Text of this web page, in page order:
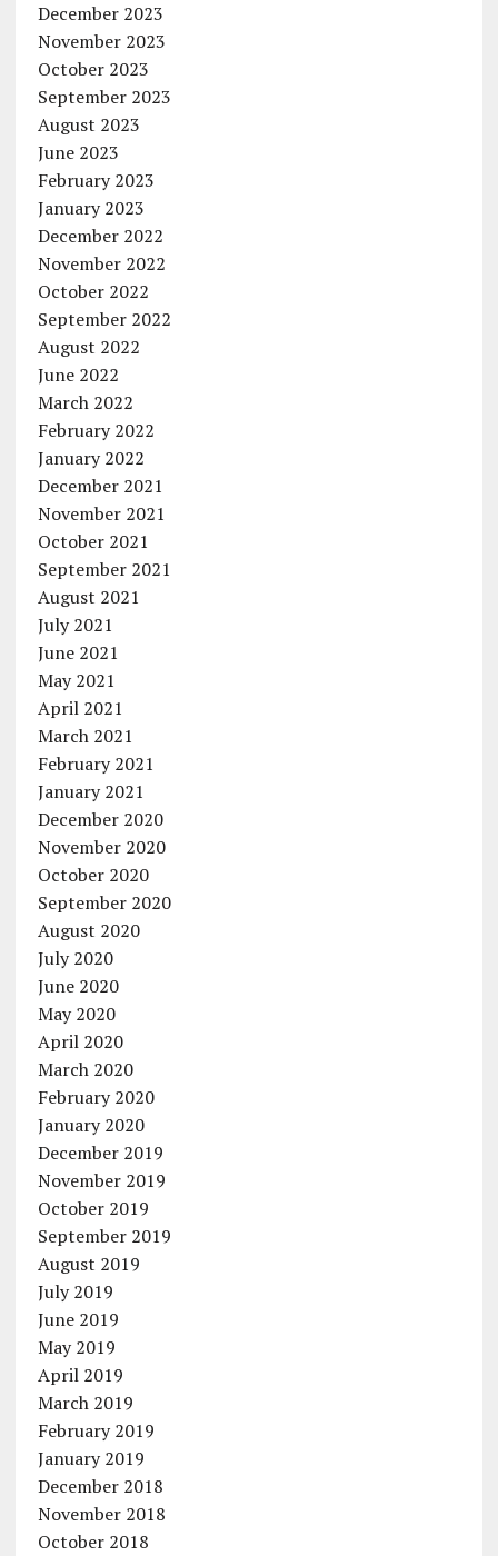
December 2023
November 2023
October 2023
September 2023
August 2023
June 2023
February 2023
January 2023
December 2022
November 2022
October 2022
September 2022
August 2022
June 2022
March 2022
February 2022
January 2022
December 2021
November 2021
October 2021
September 2021
August 2021
July 2021
June 2021
May 2021
April 2021
March 2021
February 2021
January 2021
December 2020
November 2020
October 2020
September 2020
August 2020
July 2020
June 2020
May 2020
April 2020
March 2020
February 2020
January 2020
December 2019
November 2019
October 2019
September 2019
August 2019
July 2019
June 2019
May 2019
April 2019
March 2019
February 2019
January 2019
December 2018
November 2018
October 2018